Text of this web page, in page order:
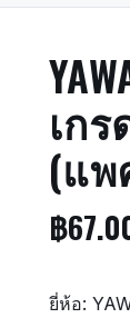
เกร
(แพ
฿
ยี่ห้อ: